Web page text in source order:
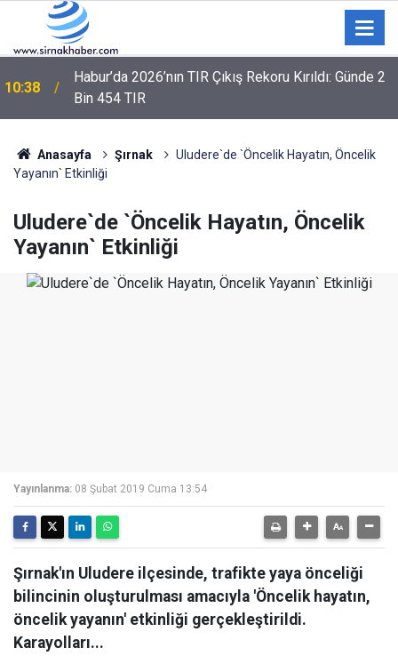
10:38
Habur’da 2026’nın TIR Çıkış Rekoru Kırıldı: Günde 2
Bin 454 TIR
Anasayfa Şırnak
Uludere`de `Öncelik Hayatın, Öncelik
Yayanın` Etkinliği
Uludere`de `Öncelik Hayatın, Öncelik
Yayanın` Etkinliği
Yayınlanma: 08 Şubat 2019 Cuma 13:54
Şırnak'ın Uludere ilçesinde, trafikte yaya önceliği
bilincinin oluşturulması amacıyla 'Öncelik hayatın,
öncelik yayanın' etkinliği gerçekleştirildi.
Karayolları...